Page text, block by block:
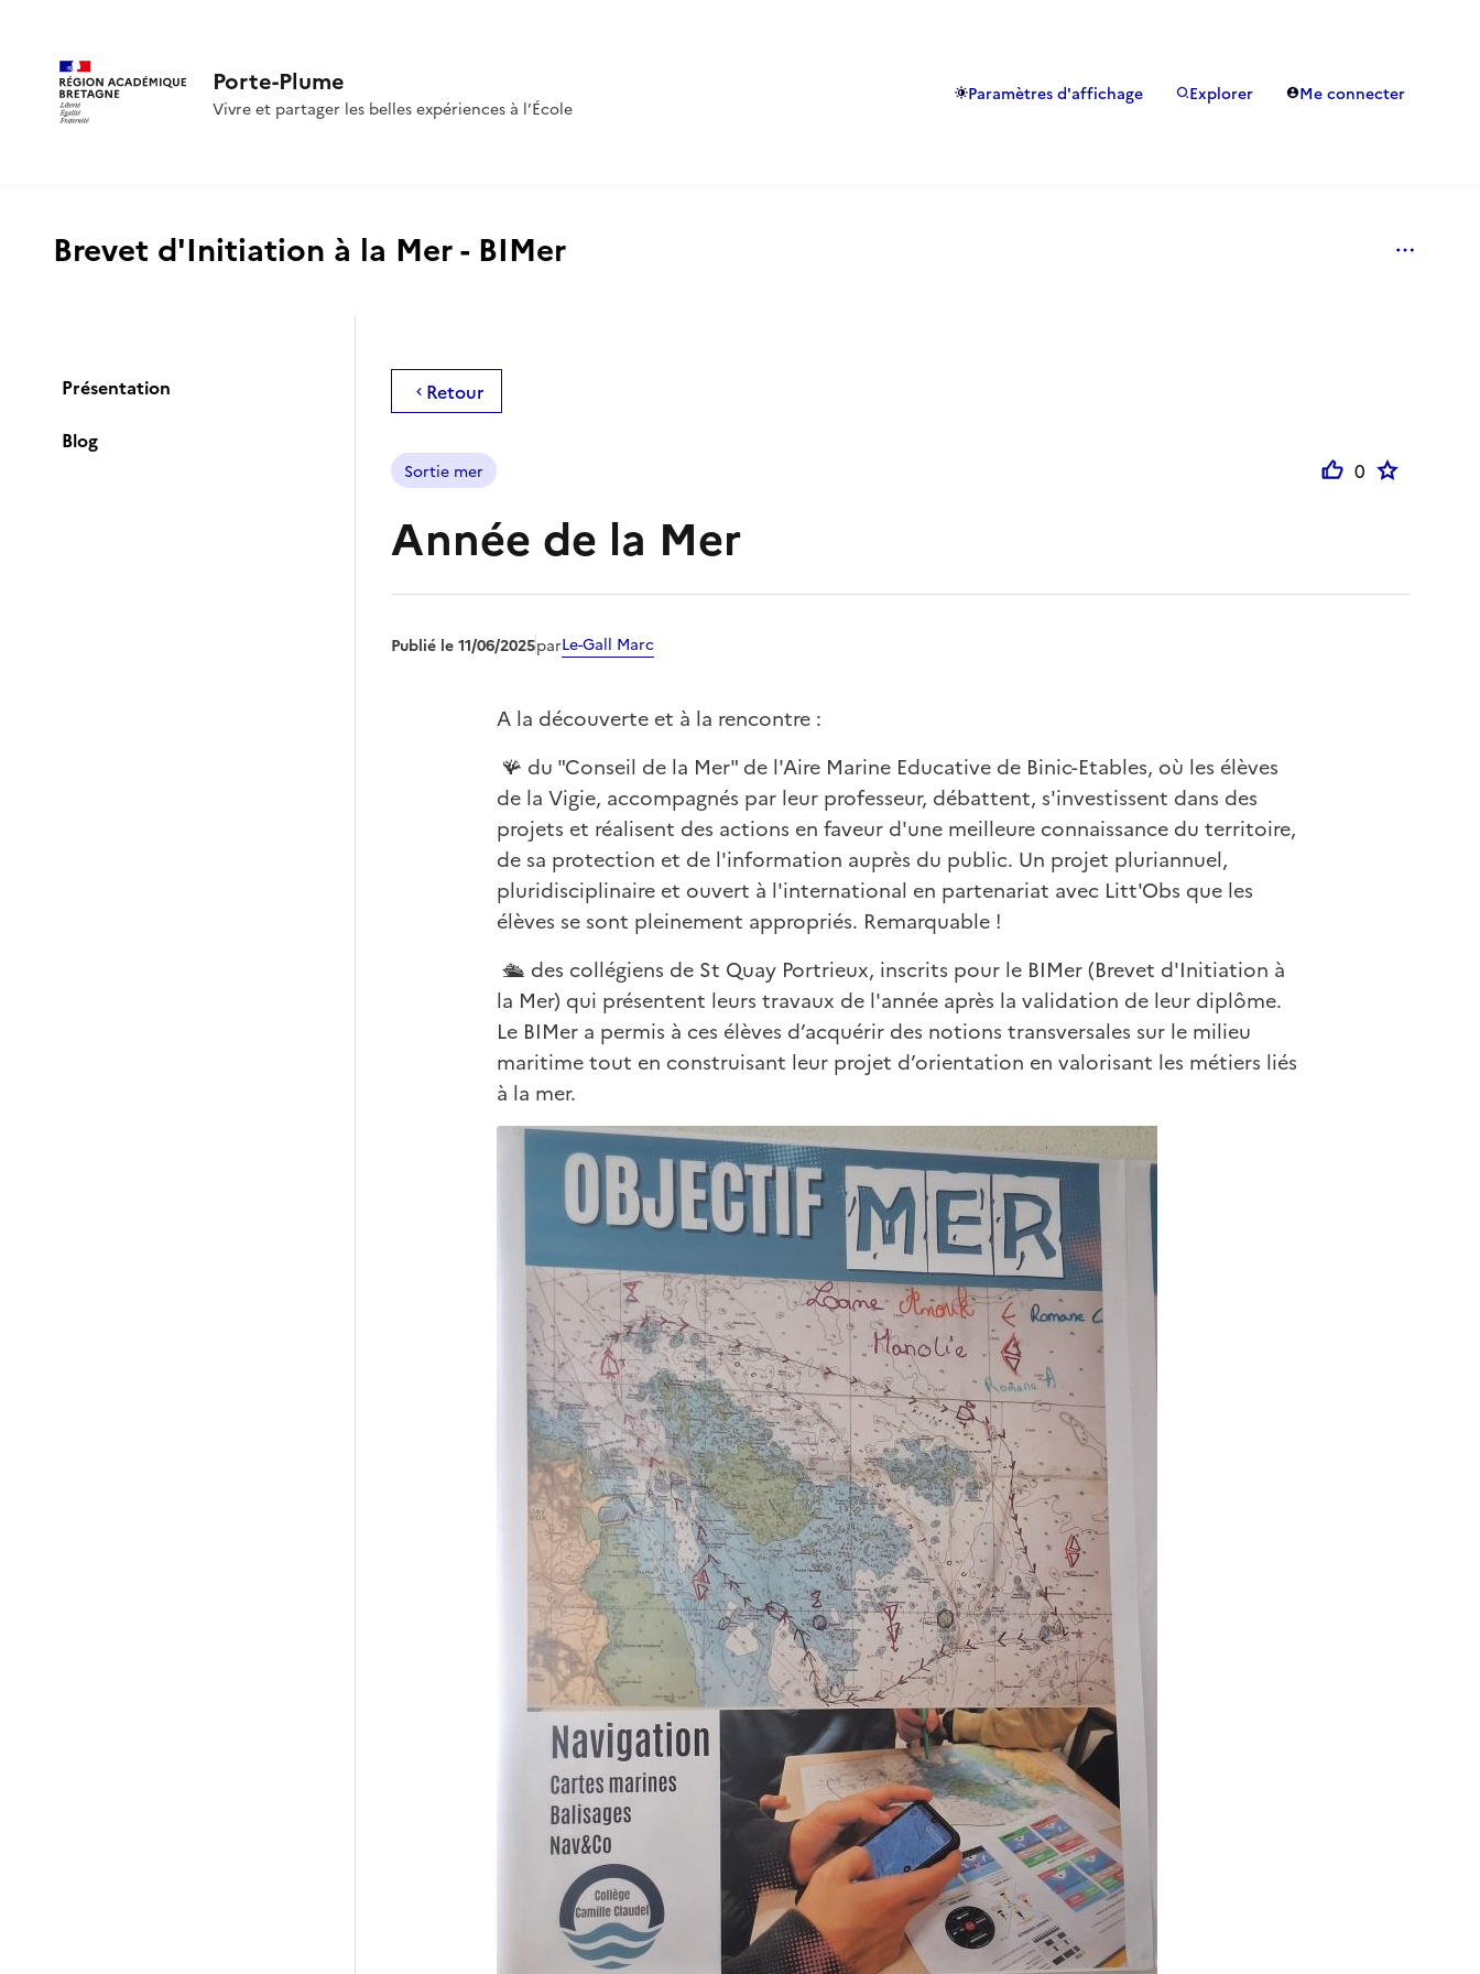
Porte-Plume
Vivre et partager les belles expériences à l’École
Paramètres d'affichage Explorer Me connecter
Brevet d'Initiation à la Mer - BIMer
Présentation
Blog
Retour
Sortie mer 0
Année de la Mer
Publié le 11/06/2025parLe-Gall Marc
A la découverte et à la rencontre :
🪸 du "Conseil de la Mer" de l'Aire Marine Educative de Binic-Etables, où les élèves
de la Vigie, accompagnés par leur professeur, débattent, s'investissent dans des
projets et réalisent des actions en faveur d'une meilleure connaissance du territoire,
de sa protection et de l'information auprès du public. Un projet pluriannuel,
pluridisciplinaire et ouvert à l'international en partenariat avec Litt'Obs que les
élèves se sont pleinement appropriés. Remarquable !
🛳️ des collégiens de St Quay Portrieux, inscrits pour le BIMer (Brevet d'Initiation à
la Mer) qui présentent leurs travaux de l'année après la validation de leur diplôme.
Le BIMer a permis à ces élèves d’acquérir des notions transversales sur le milieu
maritime tout en construisant leur projet d’orientation en valorisant les métiers liés
à la mer.